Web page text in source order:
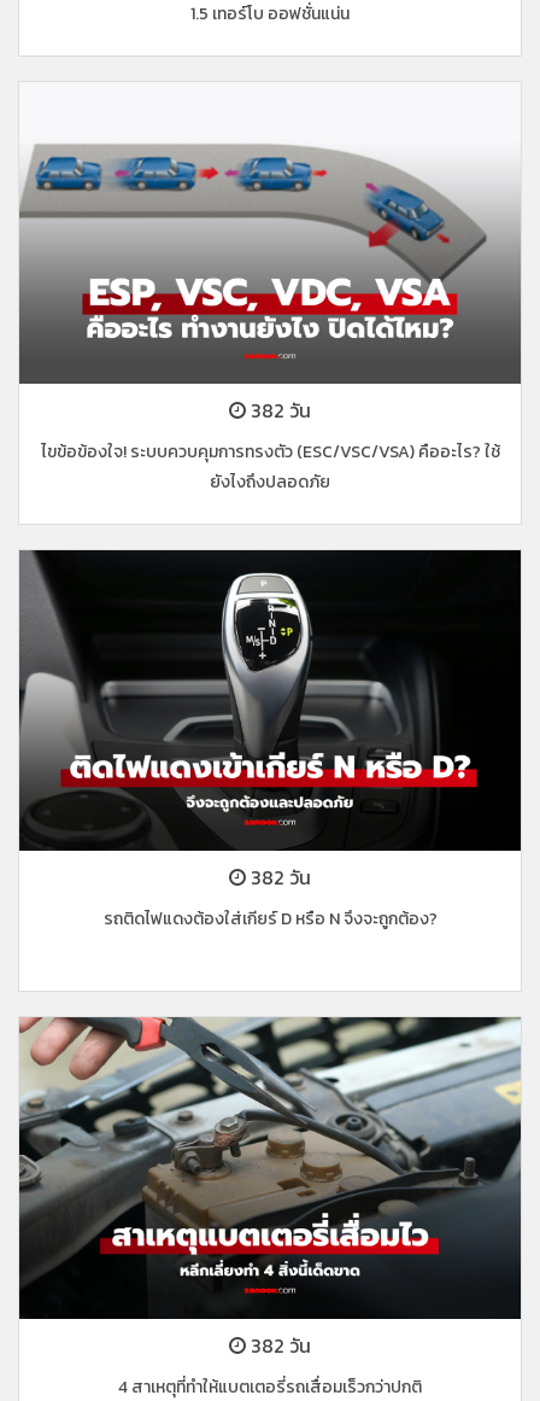
1.5 เทอร์โบ ออฟชั่นแน่น
382 วัน
ไขข้อข้องใจ! ระบบควบคุมการทรงตัว (ESC/VSC/VSA) คืออะไร? ใช้
ยังไงถึงปลอดภัย
382 วัน
รถติดไฟแดงต้องใส่เกียร์ D หรือ N จึงจะถูกต้อง?
382 วัน
4 สาเหตุที่ทำให้แบตเตอรี่รถเสื่อมเร็วกว่าปกติ